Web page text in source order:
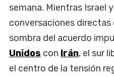
semana. Mientras Israel
conversaciones directas
sombra del acuerdo
Unidos con Irán, el sur
el centro de la tensión